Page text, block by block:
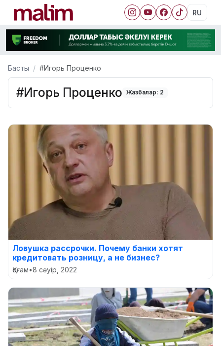
RU
Басты #Игорь Проценко
#Игорь Проценко Жазбалар: 2
Ловушка рассрочки. Почему банки хотят
кредитовать розницу, а не бизнес?
Қоғам•8 сәуір, 2022